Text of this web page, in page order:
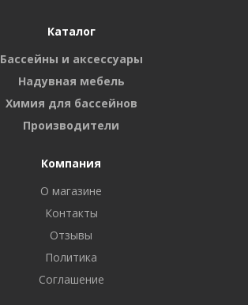
Каталог
Бассейны и аксессуары
Надувная мебель
Химия для бассейнов
Производители
Компания
О магазине
Контакты
Отзывы
Политика
Соглашение